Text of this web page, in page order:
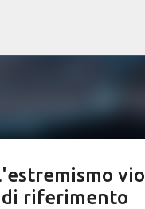
di riferimento